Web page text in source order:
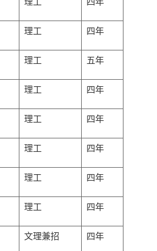
理工 四年
理工 五年
理工 四年
理工 四年
理工 四年
理工 四年
理工 四年
文理兼招 四年